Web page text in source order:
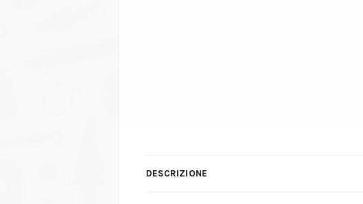
DESCRIZIONE